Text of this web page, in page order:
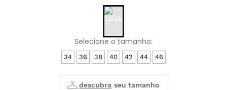
34 36 38 40 42 44 46